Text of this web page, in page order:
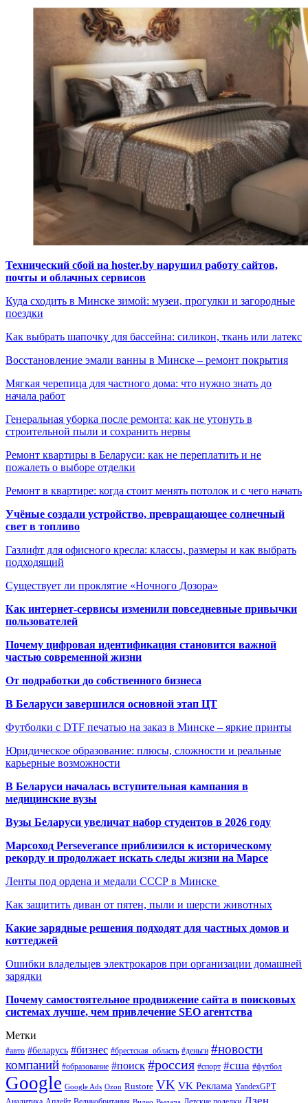
Технический сбой на hoster.by нарушил работу сайтов,
почты и облачных сервисов
Куда сходить в Минске зимой: музеи, прогулки и загородные
поездки
Как выбрать шапочку для бассейна: силикон, ткань или латекс
Восстановление эмали ванны в Минске – ремонт покрытия
Мягкая черепица для частного дома: что нужно знать до
начала работ
Генеральная уборка после ремонта: как не утонуть в
строительной пыли и сохранить нервы
Ремонт квартиры в Беларуси: как не переплатить и не
пожалеть о выборе отделки
Ремонт в квартире: когда стоит менять потолок и с чего начать
Учёные создали устройство, превращающее солнечный
свет в топливо
Газлифт для офисного кресла: классы, размеры и как выбрать
подходящий
Существует ли проклятие «Ночного Дозора»
Как интернет-сервисы изменили повседневные привычки
пользователей
Почему цифровая идентификация становится важной
частью современной жизни
От подработки до собственного бизнеса
В Беларуси завершился основной этап ЦТ
Футболки с DTF печатью на заказ в Минске – яркие принты
Юридическое образование: плюсы, сложности и реальные
карьерные возможности
В Беларуси началась вступительная кампания в
медицинские вузы
Вузы Беларуси увеличат набор студентов в 2026 году
Марсоход Perseverance приблизился к историческому
рекорду и продолжает искать следы жизни на Марсе
Ленты под ордена и медали СССР в Минске
Как защитить диван от пятен, пыли и шерсти животных
Какие зарядные решения подходят для частных домов и
коттеджей
Ошибки владельцев электрокаров при организации домашней
зарядки
Почему самостоятельное продвижение сайта в поисковых
системах лучше, чем привлечение SEO агентства
Метки
#авто #беларусь #бизнес #брестская_область #деньги #новости
компаний #образование #поиск #россия #спорт #сша #футбол
Google Google Ads Ozon Rustore VK VK Реклама YandexGPT